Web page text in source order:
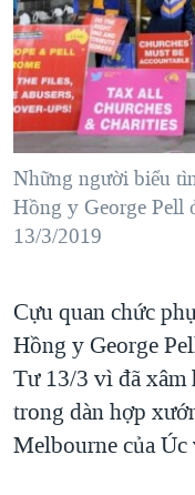
"Tìm"NGƯỜI VIỆT HẢI
ĐỜI SỐNG
KINH TẾ
KHOA HỌC
SỨC KHOẺ
VĂN HOÁ
TẠI
HÀNH TRÌNH BẦU
MỘT NĂM CHIẾN
GIẢI MÃ VÀNH ĐAI
TRỊNH VĨNH BÌNH -
GROUND ZERO –
CÁC GIÁ TRỊ CỘNG
TRỊNH VĨNH BÌNH
NGƯ DÂN VIỆT VÀ
VIDEO
NGHE
MẠNG XÃ HỘI
Ngôn ngữ khác
Những người biểu
Hồng y George Pell
13/3/2019
Cựu quan chức
Hồng y George
Tư 13/3 vì đã xâm
trong dàn hợp
Melbourne của